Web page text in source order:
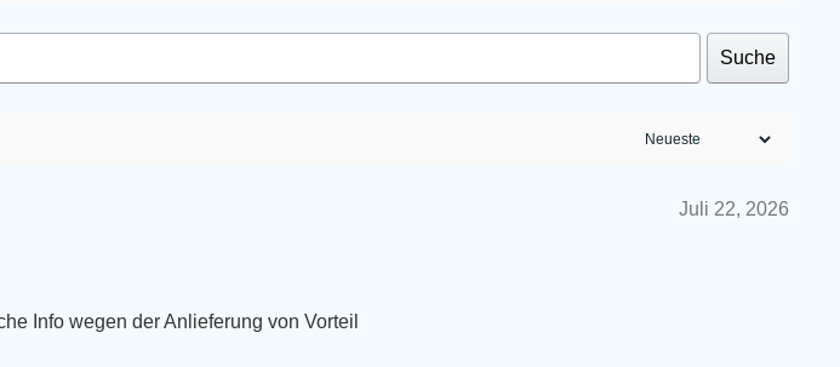
Suche
Juli 22, 2026
Info wegen der Anlieferung von Vorteil